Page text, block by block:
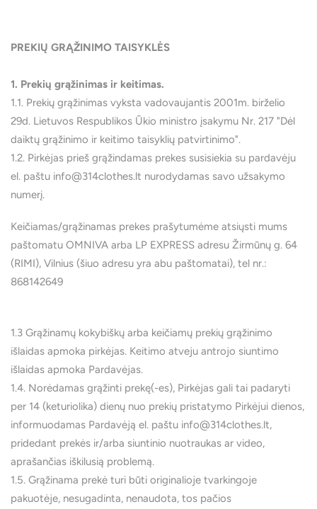
PREKIŲ GRĄŽINIMO TAISYKLĖS
1. Prekių grąžinimas ir keitimas.
1.1. Prekių grąžinimas vyksta vadovaujantis 2001m. birželio
29d. Lietuvos Respublikos Ūkio ministro įsakymu Nr. 217 "Dėl
daiktų grąžinimo ir keitimo taisyklių patvirtinimo".
1.2. Pirkėjas prieš grąžindamas prekes susisiekia su pardavėju
el. paštu info@314clothes.lt nurodydamas savo užsakymo
numerį.
Keičiamas/grąžinamas prekes prašytumėme atsiųsti mums
paštomatu OMNIVA arba LP EXPRESS adresu Žirmūnų g. 64
(RIMI), Vilnius (šiuo adresu yra abu paštomatai), tel nr.:
868142649
1.3 Grąžinamų kokybiškų arba keičiamų prekių grąžinimo
išlaidas apmoka pirkėjas. Keitimo atveju antrojo siuntimo
išlaidas apmoka Pardavėjas.
1.4. Norėdamas grąžinti prekę(-es), Pirkėjas gali tai padaryti
per 14 (keturiolika) dienų nuo prekių pristatymo Pirkėjui dienos,
informuodamas Pardavėją el. paštu info@314clothes.lt,
pridedant prekės ir/arba siuntinio nuotraukas ar video,
aprašančias iškilusią problemą.
1.5. Grąžinama prekė turi būti originalioje tvarkingoje
pakuotėje, nesugadinta, nenaudota, tos pačios